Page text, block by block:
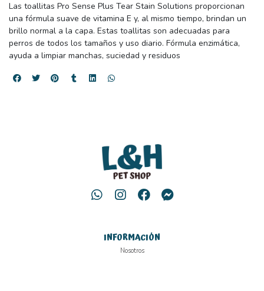
Las toallitas Pro Sense Plus Tear Stain Solutions proporcionan
una fórmula suave de vitamina E y, al mismo tiempo, brindan un
brillo normal a la capa. Estas toallitas son adecuadas para
perros de todos los tamaños y uso diario. Fórmula enzimática,
ayuda a limpiar manchas, suciedad y residuos
INFORMACIÓN
Nosotros